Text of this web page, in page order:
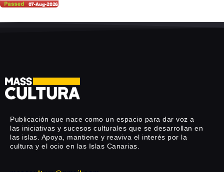
Publicación que nace como un espacio para dar voz a
las iniciativas y sucesos culturales que se desarrollan en
las islas. Apoya, mantiene y reaviva el interés por la
cultura y el ocio en las Islas Canarias.